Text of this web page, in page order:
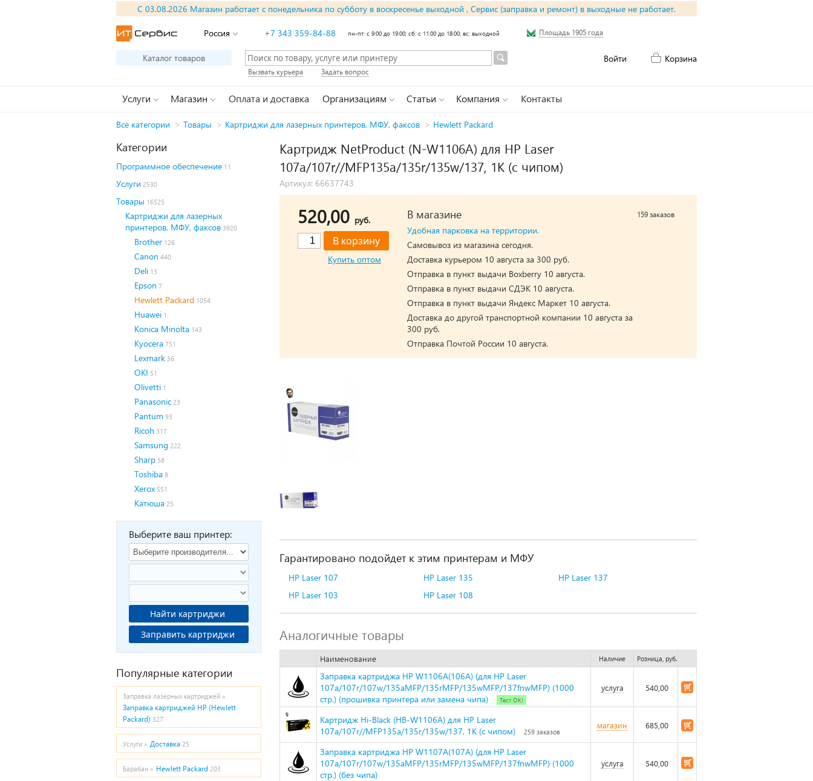
С 03.08.2026 Магазин работает с понедельника по субботу в воскресенье выходной , Сервис (заправка и ремонт) в выходные не работает.
Россия +7 343 359-84-88 пн-пт: с 9:00 до 19:00; сб: с 11:00 до 18:00; вс: выходной Площадь 1905 года
Каталог товаров Войти Корзина
Вызвать курьера Задать вопрос
Услуги Магазин Оплата и доставка Организациям Статьи Компания Контакты
Все категории > Товары > Картриджи для лазерных принтеров, МФУ, факсов > Hewlett Packard
Категории
Программное обеспечение 11
Услуги 2530
Товары 16525
Картриджи для лазерных
принтеров, МФУ, факсов 3920
Brother 126
Canon 440
Deli 13
Epson 7
Hewlett Packard 1054
Huawei 1
Konica Minolta 143
Kyocera 751
Lexmark 36
OKI 51
Olivetti 1
Panasonic 23
Pantum 93
Ricoh 317
Samsung 222
Sharp 58
Toshiba 8
Xerox 551
Катюша 25
Выберите ваш принтер:
Найти картриджи
Заправить картриджи
Популярные категории
Заправка лазерных картриджей »
Заправка картриджей HP (Hewlett
Packard) 327
Услуги » Доставка 25
Барабан » Hewlett Packard 203
Картридж NetProduct (N-W1106A) для HP Laser
107a/107r//MFP135a/135r/135w/137, 1K (с чипом)
Артикул: 66637743
520,00 руб.
Купить оптом
В магазине
Удобная парковка на территории.
Самовывоз из магазина сегодня.
Доставка курьером 10 августа за 300 руб.
Отправка в пункт выдачи Boxberry 10 августа.
Отправка в пункт выдачи СДЭК 10 августа.
Отправка в пункт выдачи Яндекс Маркет 10 августа.
Доставка до другой транспортной компании 10 августа за
300 руб.
Отправка Почтой России 10 августа.
159 заказов
Гарантировано подойдет к этим принтерам и МФУ
HP Laser 107 HP Laser 135
HP Laser 137
HP Laser 103
HP Laser 108
Аналогичные товары
Наименование Наличие Розница, руб.
Заправка картриджа HP W1106A(106A) (для HP Laser
107a/107r/107w/135aMFP/135rMFP/135wMFP/137fnwMFP) (1000
стр.) (прошивка принтера или замена чипа)
Тест ОК!
услуга 540,00
Картридж Hi-Black (HB-W1106A) для HP Laser
107a/107r//MFP135a/135r/135w/137, 1K (с чипом)
259 заказов
магазин 685,00
Заправка картриджа HP W1107A(107A) (для HP Laser
107a/107r/107w/135aMFP/135rMFP/135wMFP/137fnwMFP) (1000
стр.) (без чипа)
услуга 540,00